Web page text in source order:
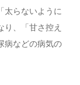
太らないように
、「甘さ控え
病などの病気の